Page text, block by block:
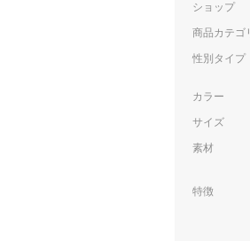
ショップ
商品カテゴ
性別タイプ
カラー
サイズ
素材
特徴